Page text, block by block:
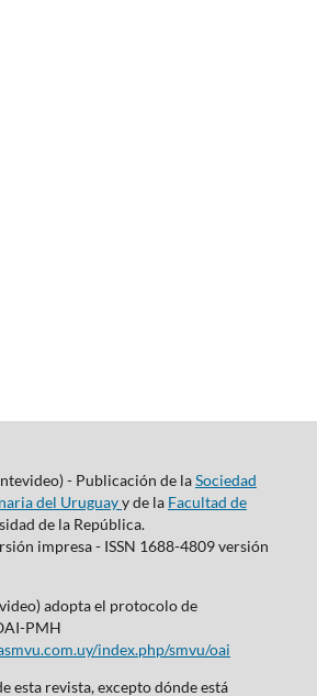
- Publicación de laSociedad
del Uruguayy de la Facultad de
de la República.
impresa - ISSN 1688-4809 versión
adopta el protocolo de
PMH
index.php/smvu/oai
esta revista, excepto dónde está